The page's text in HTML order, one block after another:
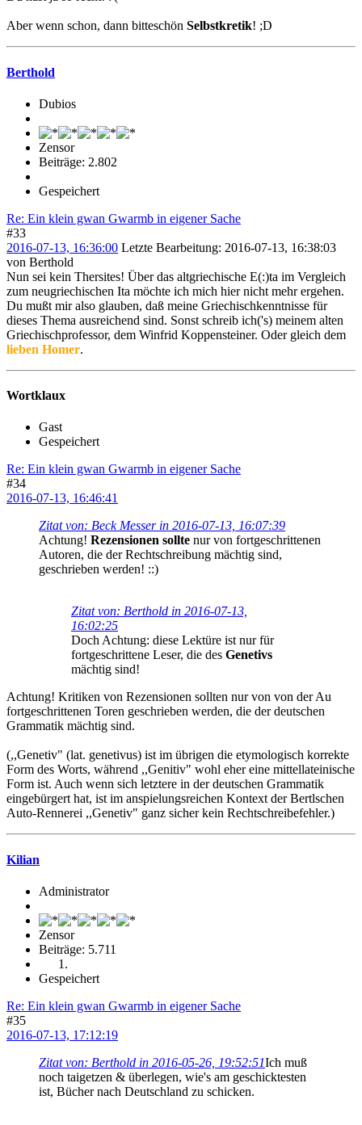
Aber wenn schon, dann bitteschön Selbstkretik! ;D
Berthold
Dubios
Zensor
Beiträge: 2.802
Gespeichert
Re: Ein klein gwan Gwarmb in eigener Sache
#33
2016-07-13, 16:36:00 Letzte Bearbeitung: 2016-07-13, 16:38:03
von Berthold
Nun sei kein Thersites! Über das altgriechische E(:)ta im Vergleich
zum neugriechischen Ita möchte ich mich hier nicht mehr ergehen.
Du mußt mir also glauben, daß meine Griechischkenntnisse für
dieses Thema ausreichend sind. Sonst schreib ich('s) meinem alten
Griechischprofessor, dem Winfrid Koppensteiner. Oder gleich dem
lieben Homer.
Wortklaux
Gast
Gespeichert
Re: Ein klein gwan Gwarmb in eigener Sache
#34
2016-07-13, 16:46:41
Zitat von: Beck Messer in 2016-07-13, 16:07:39
Achtung! Rezensionen sollte nur von fortgeschrittenen
Autoren, die der Rechtschreibung mächtig sind,
geschrieben werden! ::)
Zitat von: Berthold in 2016-07-13,
16:02:25
Doch Achtung: diese Lektüre ist nur für
fortgeschrittene Leser, die des Genetivs
mächtig sind!
Achtung! Kritiken von Rezensionen sollten nur von von der Au
fortgeschrittenen Toren geschrieben werden, die der deutschen
Grammatik mächtig sind.
(,,Genetiv" (lat. genetivus) ist im übrigen die etymologisch korrekte
Form des Worts, während ,,Genitiv" wohl eher eine mittellateinische
Form ist. Auch wenn sich letztere in der deutschen Grammatik
eingebürgert hat, ist im anspielungsreichen Kontext der Bertlschen
Auto-Rennerei ,,Genetiv" ganz sicher kein Rechtschreibefehler.)
Kilian
Administrator
Zensor
Beiträge: 5.711
Gespeichert
Re: Ein klein gwan Gwarmb in eigener Sache
#35
2016-07-13, 17:12:19
Zitat von: Berthold in 2016-05-26, 19:52:51Ich muß
noch taigetzen & überlegen, wie's am geschicktesten
ist, Bücher nach Deutschland zu schicken.